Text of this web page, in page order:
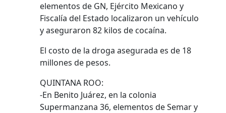
elementos de GN, Ejército Mexicano y
Fiscalía del Estado localizaron un vehículo
y aseguraron 82 kilos de cocaína.
El costo de la droga asegurada es de 18
millones de pesos.
QUINTANA ROO:
-En Benito Juárez, en la colonia
Supermanzana 36, elementos de Semar y